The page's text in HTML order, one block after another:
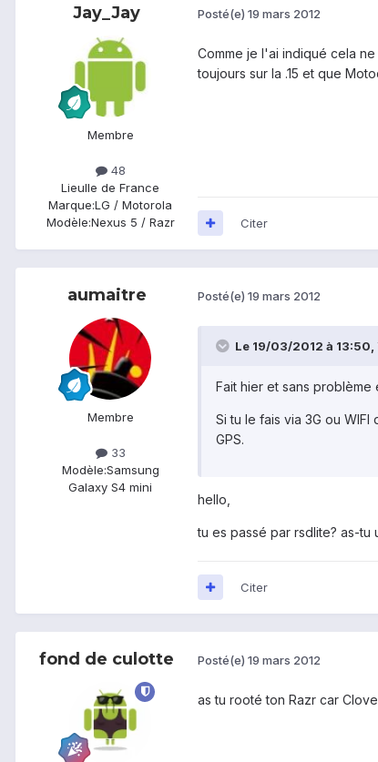
Jay_Jay
Membre
48
LieuIle de France
Marque:LG / Motorola
Modèle:Nexus 5 / Razr
Posté(e) 19 mars 2012
Comme je l'ai indiqué cela
toujours sur la .15 et que
Citer
aumaitre
Membre
33
Modèle:Samsung
Galaxy S4 mini
Posté(e) 19 mars 2012
Le 19/03/2012 à 13:50,
Fait hier et sans problème
Si tu le fais via 3G ou
GPS.
hello,
tu es passé par rsdlite? as-tu
Citer
fond de culotte Posté(e) 19 mars 2012
as tu rooté ton Razr car